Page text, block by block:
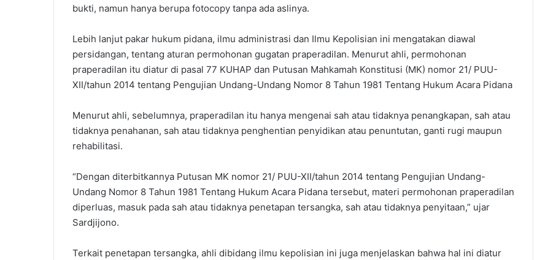
bukti, namun hanya berupa fotocopy tanpa ada aslinya.
Lebih lanjut pakar hukum pidana, ilmu administrasi dan Ilmu Kepolisian ini mengatakan diawal
persidangan, tentang aturan permohonan gugatan praperadilan. Menurut ahli, permohonan
praperadilan itu diatur di pasal 77 KUHAP dan Putusan Mahkamah Konstitusi (MK) nomor 21/ PUU-
XII/tahun 2014 tentang Pengujian Undang-Undang Nomor 8 Tahun 1981 Tentang Hukum Acara Pidana
Menurut ahli, sebelumnya, praperadilan itu hanya mengenai sah atau tidaknya penangkapan, sah atau
tidaknya penahanan, sah atau tidaknya penghentian penyidikan atau penuntutan, ganti rugi maupun
rehabilitasi.
“Dengan diterbitkannya Putusan MK nomor 21/ PUU-XII/tahun 2014 tentang Pengujian Undang-
Undang Nomor 8 Tahun 1981 Tentang Hukum Acara Pidana tersebut, materi permohonan praperadilan
diperluas, masuk pada sah atau tidaknya penetapan tersangka, sah atau tidaknya penyitaan,” ujar
Sardjijono.
Terkait penetapan tersangka, ahli dibidang ilmu kepolisian ini juga menjelaskan bahwa hal ini diatur